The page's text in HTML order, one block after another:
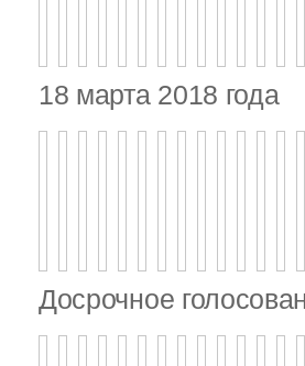
18 марта 2018 года
Досрочное